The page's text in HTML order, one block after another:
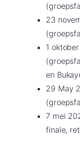
23
1
en
29 May
7 mei
finale,